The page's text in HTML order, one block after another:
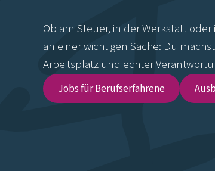
Ob am Steuer, in der Werkstatt
an einer wichtigen Sache: Du
Arbeitsplatz und echter
Jobs für Berufserfahrene